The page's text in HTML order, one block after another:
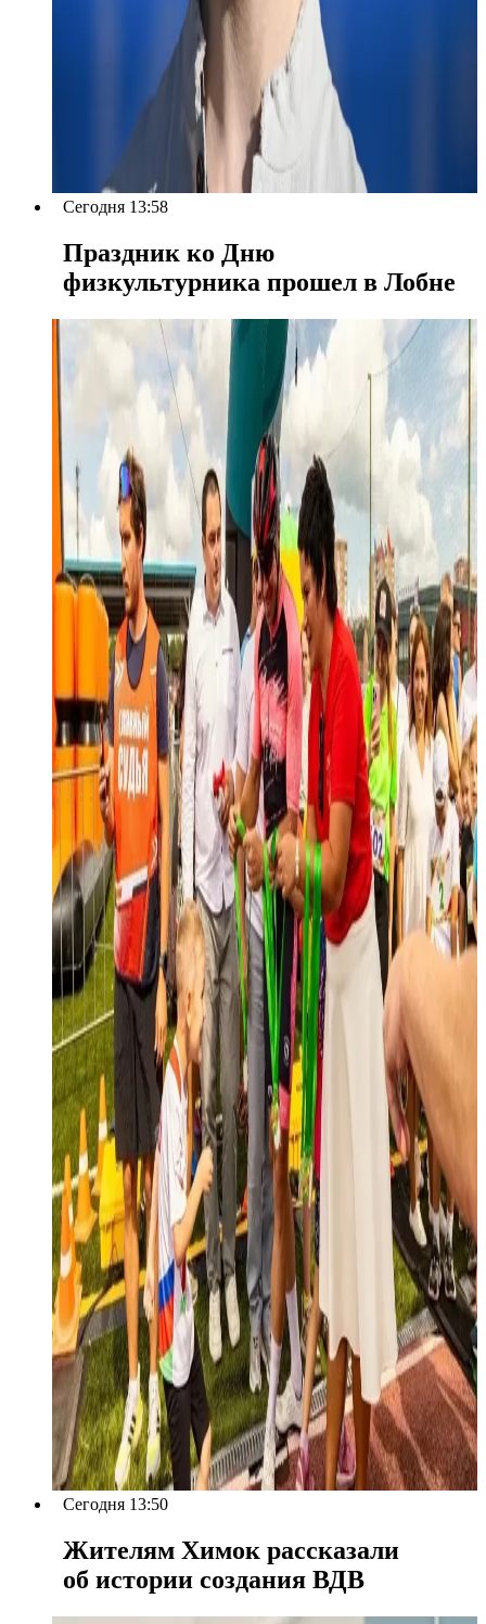
Сегодня 13:58
Праздник ко Дню
физкультурника прошел в Лобне
Сегодня 13:50
Жителям Химок рассказали
об истории создания ВДВ